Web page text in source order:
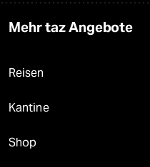
Mehr taz Angebote
Reisen
Kantine
Shop